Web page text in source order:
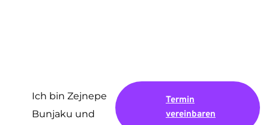
Ich bin Zejnepe
Bunjaku und
Termin
vereinbaren